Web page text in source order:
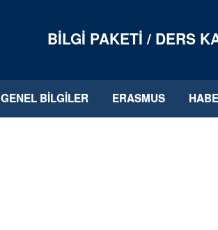
BILGI PAKETI / DERS
GENEL BILGILER ERASMUS